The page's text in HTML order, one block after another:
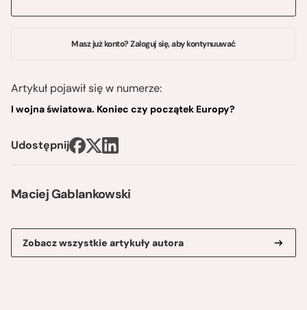
Maciej Gablankowski
Zobacz wszystkie artykuły autora
Masz już konto? Zaloguj się, aby kontynuuwać
Artykuł pojawił się w numerze:
I wojna światowa. Koniec czy początek Europy?
Udostępnij